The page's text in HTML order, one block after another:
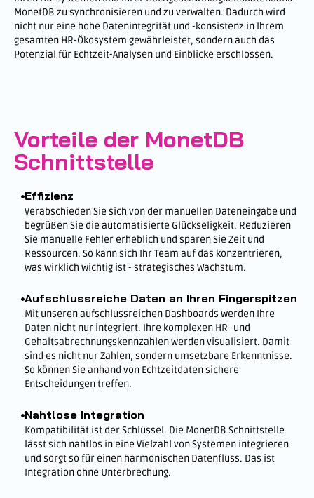
MonetDB zu synchronisieren und zu verwalten. Dadurch wird
nicht nur eine hohe Datenintegrität und -konsistenz in Ihrem
gesamten HR-Ökosystem gewährleistet, sondern auch das
Potenzial für Echtzeit-Analysen und Einblicke erschlossen.
Vorteile der MonetDB
Schnittstelle
Effizienz
Verabschieden Sie sich von der manuellen Dateneingabe und
begrüßen Sie die automatisierte Glückseligkeit. Reduzieren
Sie manuelle Fehler erheblich und sparen Sie Zeit und
Ressourcen. So kann sich Ihr Team auf das konzentrieren,
was wirklich wichtig ist - strategisches Wachstum.
Aufschlussreiche Daten an Ihren Fingerspitzen
Mit unseren aufschlussreichen Dashboards werden Ihre
Daten nicht nur integriert. Ihre komplexen HR- und
Gehaltsabrechnungskennzahlen werden visualisiert. Damit
sind es nicht nur Zahlen, sondern umsetzbare Erkenntnisse.
So können Sie anhand von Echtzeitdaten sichere
Entscheidungen treffen.
Nahtlose Integration
Kompatibilität ist der Schlüssel. Die MonetDB Schnittstelle
lässt sich nahtlos in eine Vielzahl von Systemen integrieren
und sorgt so für einen harmonischen Datenfluss. Das ist
Integration ohne Unterbrechung.